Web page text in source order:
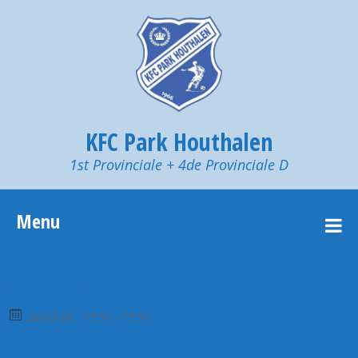
KFC Park Houthalen
1st Provinciale + 4de Provinciale D
Menu
22-03-26 11:51 - 11:51